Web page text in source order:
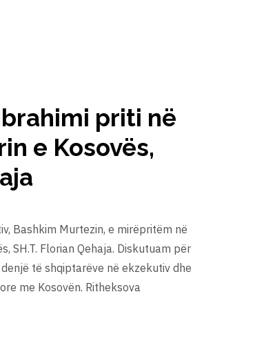
priti në
e Kosovës,
Bashkim Murtezin, e mirëpritëm në
SH.T. Florian Qehaja. Diskutuam për
të shqiptarëve në ekzekutiv dhe
me Kosovën. Ritheksova